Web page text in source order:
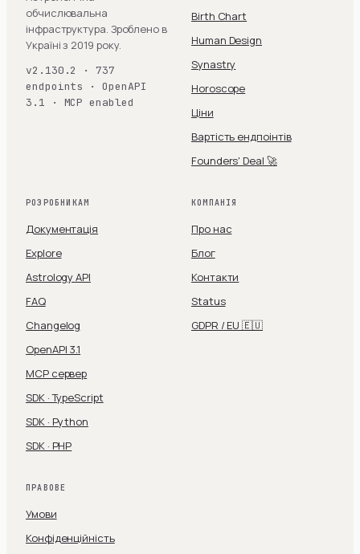
обчислювальна
інфраструктура. Зроблено в
Україні з 2019 року.
v2.130.2 · 737
endpoints · OpenAPI
3.1 · MCP enabled
Birth Chart
Human Design
Synastry
Horoscope
Ціни
Вартість ендпоінтів
Founders' Deal 🚀
РОЗРОБНИКАМ
Документація
Explore
Astrology API
FAQ
Changelog
OpenAPI 3.1
MCP сервер
SDK · TypeScript
SDK · Python
SDK · PHP
КОМПАНІЯ
Про нас
Блог
Контакти
Status
GDPR / EU 🇪🇺
ПРАВОВЕ
Умови
Конфіденційність